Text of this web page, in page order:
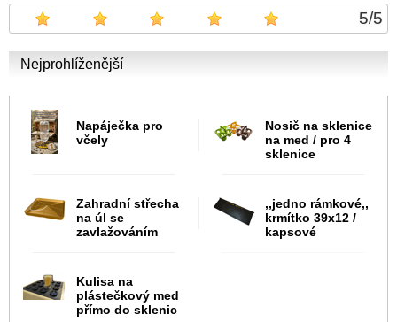
5/5
Nejprohlíženější
Napáječka pro
včely
Nosič na sklenice
na med / pro 4
sklenice
Zahradní střecha
na úl se
zavlažováním
,,jedno rámkové,,
krmítko 39x12 /
kapsové
Kulisa na
plástečkový med
přímo do sklenic